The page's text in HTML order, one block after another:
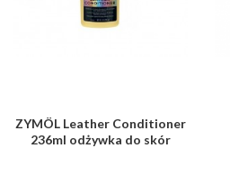
ZYMÖL Leather Conditioner
236ml odżywka do skór